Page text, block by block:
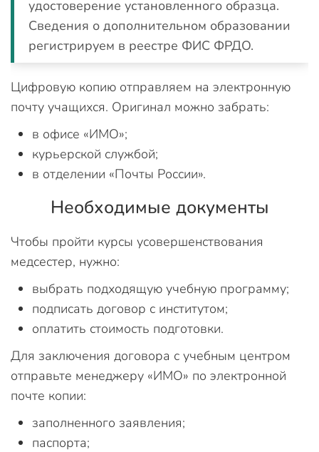
удостоверение установленного образца.
Сведения о дополнительном образовании
регистрируем в реестре ФИС ФРДО.
Цифровую копию отправляем на электронную
почту учащихся. Оригинал можно забрать:
в офисе «ИМО»;
курьерской службой;
в отделении «Почты России».
Необходимые документы
Чтобы пройти курсы усовершенствования
медсестер, нужно:
выбрать подходящую учебную программу;
подписать договор с институтом;
оплатить стоимость подготовки.
Для заключения договора с учебным центром
отправьте менеджеру «ИМО» по электронной
почте копии:
заполненного заявления;
паспорта;